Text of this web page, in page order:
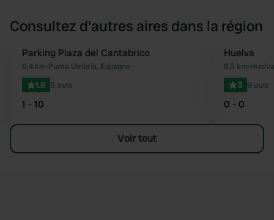
Consultez d'autres aires dans la région
Préféré
Parking Plaza del Cantabrico
6,4 km•Punta Umbría, Espagne
1.8 5 avis
1 - 10
Huelva
8,5 km•
3 9 avis
0 - 0
Voir tout